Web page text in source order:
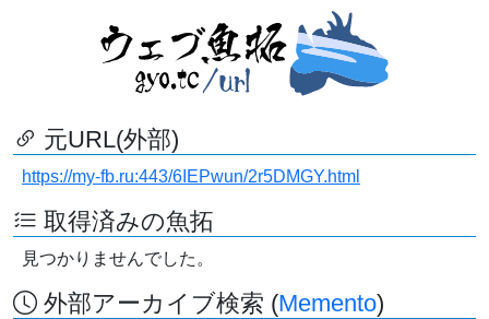
元URL(外部)
https://my-fb.ru:443/6IEPwun/2r5DMGY.html
取得済みの魚拓
見つかりませんでした。
外部アーカイブ検索 (Memento)